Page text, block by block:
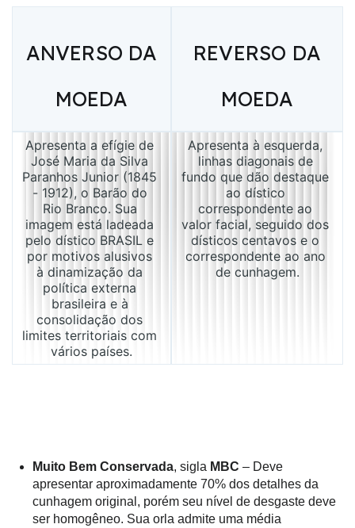
ANVERSO DA
MOEDA
REVERSO DA
MOEDA
Apresenta a efígie de
José Maria da Silva
Paranhos Junior (1845
- 1912), o Barão do
Rio Branco. Sua
imagem está ladeada
pelo dístico BRASIL e
por motivos alusivos
à dinamização da
política externa
brasileira e à
consolidação dos
limites territoriais com
vários países.
Apresenta à esquerda,
linhas diagonais de
fundo que dão destaque
ao dístico
correspondente ao
valor facial, seguido dos
dísticos centavos e o
correspondente ao ano
de cunhagem.
Muito Bem Conservada, sigla MBC – Deve
apresentar aproximadamente 70% dos detalhes da
cunhagem original, porém seu nível de desgaste deve
ser homogêneo. Sua orla admite uma média